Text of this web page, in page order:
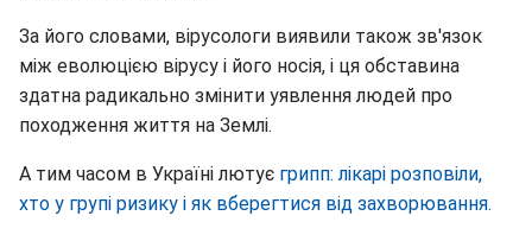
За його словами, вірусологи виявили також зв'язок
між еволюцією вірусу і його носія, і ця обставина
здатна радикально змінити уявлення людей про
походження життя на Землі.
А тим часом в Україні лютує грипп: лікарі розповіли,
хто у групі ризику і як вберегтися від захворювання.